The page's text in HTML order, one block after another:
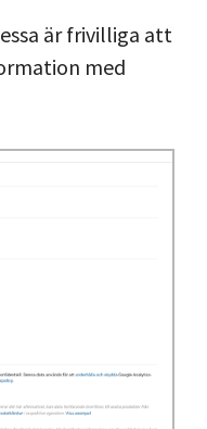
är frivilliga att
med